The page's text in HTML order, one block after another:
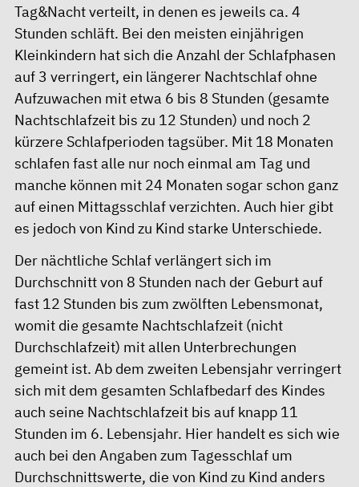
Tag&Nacht verteilt, in denen es jeweils ca. 4
Stunden schläft. Bei den meisten einjährigen
Kleinkindern hat sich die Anzahl der Schlafphasen
auf 3 verringert, ein längerer Nachtschlaf ohne
Aufzuwachen mit etwa 6 bis 8 Stunden (gesamte
Nachtschlafzeit bis zu 12 Stunden) und noch 2
kürzere Schlafperioden tagsüber. Mit 18 Monaten
schlafen fast alle nur noch einmal am Tag und
manche können mit 24 Monaten sogar schon ganz
auf einen Mittagsschlaf verzichten. Auch hier gibt
es jedoch von Kind zu Kind starke Unterschiede.
Der nächtliche Schlaf verlängert sich im
Durchschnitt von 8 Stunden nach der Geburt auf
fast 12 Stunden bis zum zwölften Lebensmonat,
womit die gesamte Nachtschlafzeit (nicht
Durchschlafzeit) mit allen Unterbrechungen
gemeint ist. Ab dem zweiten Lebensjahr verringert
sich mit dem gesamten Schlafbedarf des Kindes
auch seine Nachtschlafzeit bis auf knapp 11
Stunden im 6. Lebensjahr. Hier handelt es sich wie
auch bei den Angaben zum Tagesschlaf um
Durchschnittswerte, die von Kind zu Kind anders